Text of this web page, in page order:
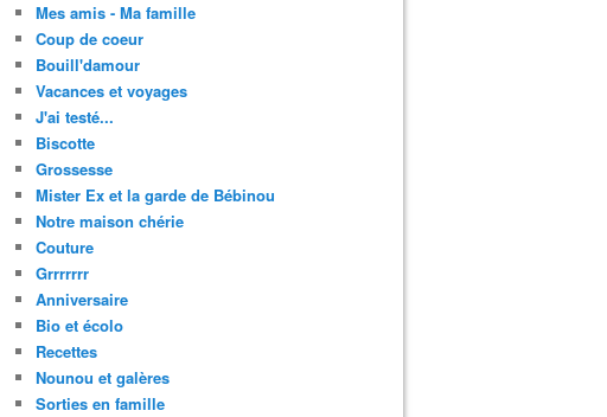
Mes amis - Ma famille
Coup de coeur
Bouill'damour
Vacances et voyages
J'ai testé...
Biscotte
Grossesse
Mister Ex et la garde de Bébinou
Notre maison chérie
Couture
Grrrrrrr
Anniversaire
Bio et écolo
Recettes
Nounou et galères
Sorties en famille